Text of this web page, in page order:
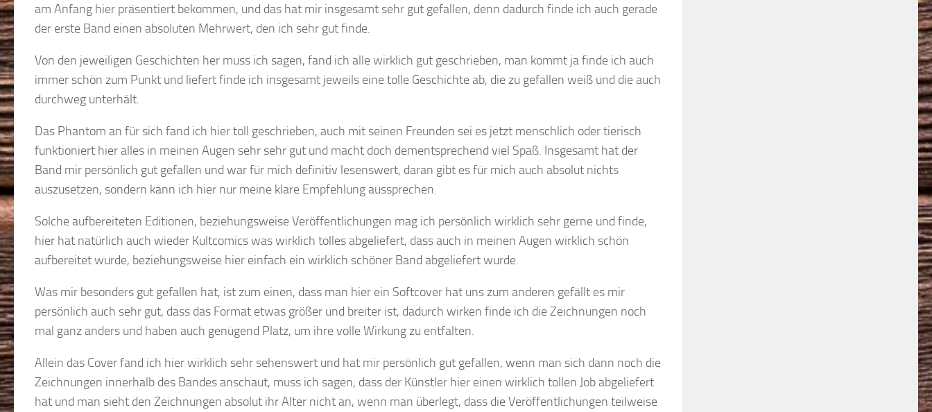
am Anfang hier präsentiert bekommen, und das hat mir insgesamt sehr gut gefallen, denn dadurch finde ich auch gerade
der erste Band einen absoluten Mehrwert, den ich sehr gut finde.
Von den jeweiligen Geschichten her muss ich sagen, fand ich alle wirklich gut geschrieben, man kommt ja finde ich auch
immer schön zum Punkt und liefert finde ich insgesamt jeweils eine tolle Geschichte ab, die zu gefallen weiß und die auch
durchweg unterhält.
Das Phantom an für sich fand ich hier toll geschrieben, auch mit seinen Freunden sei es jetzt menschlich oder tierisch
funktioniert hier alles in meinen Augen sehr sehr gut und macht doch dementsprechend viel Spaß. Insgesamt hat der
Band mir persönlich gut gefallen und war für mich definitiv lesenswert, daran gibt es für mich auch absolut nichts
auszusetzen, sondern kann ich hier nur meine klare Empfehlung aussprechen.
Solche aufbereiteten Editionen, beziehungsweise Veröffentlichungen mag ich persönlich wirklich sehr gerne und finde,
hier hat natürlich auch wieder Kultcomics was wirklich tolles abgeliefert, dass auch in meinen Augen wirklich schön
aufbereitet wurde, beziehungsweise hier einfach ein wirklich schöner Band abgeliefert wurde.
Was mir besonders gut gefallen hat, ist zum einen, dass man hier ein Softcover hat uns zum anderen gefällt es mir
persönlich auch sehr gut, dass das Format etwas größer und breiter ist, dadurch wirken finde ich die Zeichnungen noch
mal ganz anders und haben auch genügend Platz, um ihre volle Wirkung zu entfalten.
Allein das Cover fand ich hier wirklich sehr sehenswert und hat mir persönlich gut gefallen, wenn man sich dann noch die
Zeichnungen innerhalb des Bandes anschaut, muss ich sagen, dass der Künstler hier einen wirklich tollen Job abgeliefert
hat und man sieht den Zeichnungen absolut ihr Alter nicht an, wenn man überlegt, dass die Veröffentlichungen teilweise